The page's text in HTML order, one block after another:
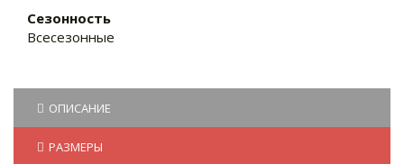
Сезонность
Всесезонные
ОПИСАНИЕ
РАЗМЕРЫ